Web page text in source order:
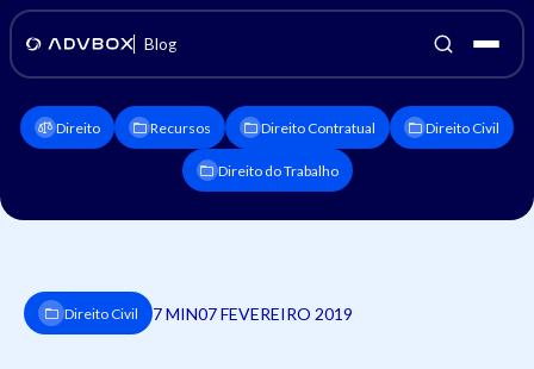
Blog
Direito Recursos Direito Contratual Direito Civil
Direito do Trabalho
Direito Civil 7 MIN07 FEVEREIRO 2019